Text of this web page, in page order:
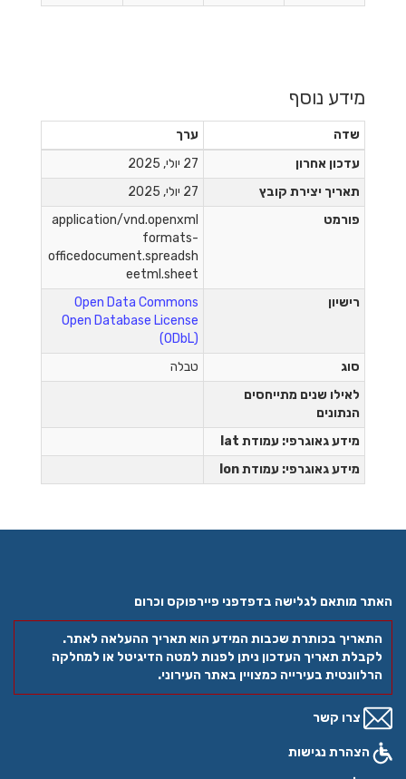
מידע נוסף
שדה
ערך
עדכון אחרון
27 יולי, 2025
תאריך יצירת קובץ
27 יולי, 2025
פורמט
application/vnd.openxml
formats-
officedocument.spreadsh
eetml.sheet
רישיון
Open Data Commons
Open Database License
(ODbL)
סוג
טבלה
לאילו שנים מתייחסים
הנתונים
מידע גאוגרפי: עמודת lat
מידע גאוגרפי: עמודת lon
האתר מותאם לגלישה בדפדפני פיירפוקס וכרום
התאריך בכותרת שכבות המידע הוא תאריך ההעלאה לאתר.
לקבלת תאריך העדכון ניתן לפנות למטה הדיגיטל או למחלקה
הרלוונטית בעירייה כמצויין באתר העירוני.
צרו קשר
הצהרת נגישות